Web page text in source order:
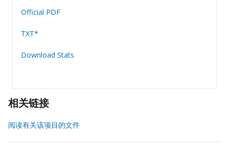
Official PDF
TXT*
Download Stats
相关链接
阅读有关该项目的文件